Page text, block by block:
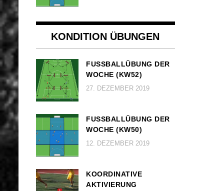
KONDITION ÜBUNGEN
FUSSBALLÜBUNG DER W
OCHE (KW52)
27. DEZEMBER 2019
FUSSBALLÜBUNG DER W
OCHE (KW50)
12. DEZEMBER 2019
KOORDINATIVE
AKTIVIERUNG